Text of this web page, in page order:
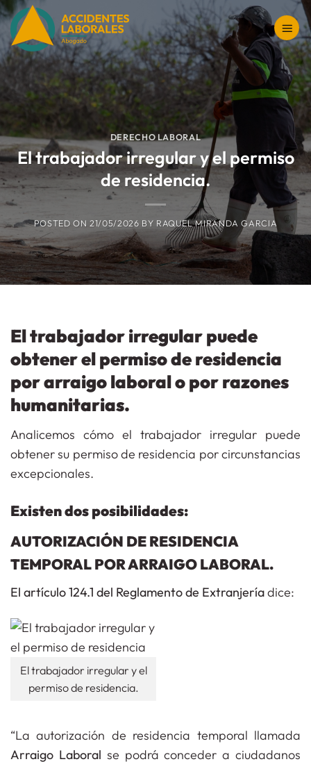
Saltar
contenido
DERECHO LABORAL
El trabajador irregular y el permiso
de residencia.
POSTED ON21/05/2026 BY RAQUEL MIRANDA GARCIA
El trabajador irregular puede
obtener el permiso de residencia
por arraigo laboral o por razones
humanitarias.
Analicemos cómo el trabajador irregular puede
obtener su permiso de residencia por circunstancias
excepcionales.
Existen dos posibilidades:
AUTORIZACIÓN DE RESIDENCIA
TEMPORAL POR ARRAIGO LABORAL.
El artículo 124.1 del Reglamento de Extranjeríadice:
El trabajador irregular y el
permiso de residencia.
“La autorización de residencia temporal llamada
Arraigo Laboral se podrá conceder a ciudadanos